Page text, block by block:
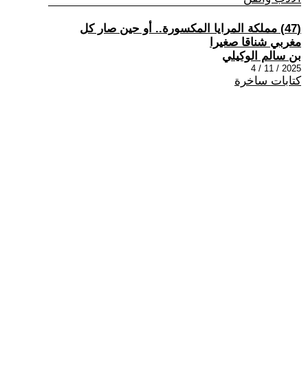
(47) مملكة المرايا المكسورة.. أو حين صار كل
مغربي شناقا صغيرا
بن سالم الوكيلي
2025 / 11 / 4
كتابات ساخرة